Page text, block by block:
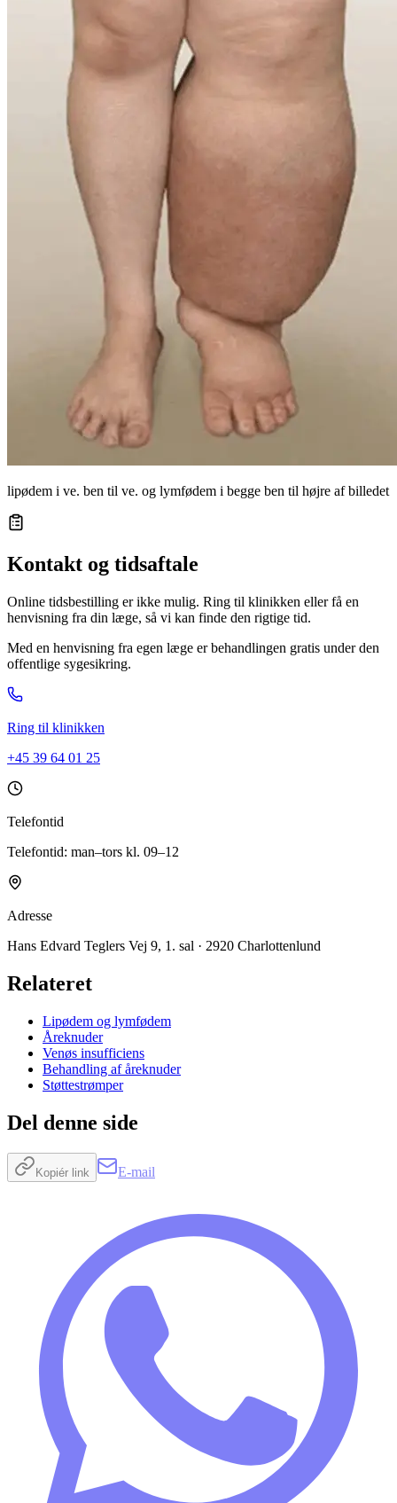
lipødem i ve. ben til ve. og lymfødem i begge ben til højre af billedet
Kontakt og tidsaftale
Online tidsbestilling er ikke mulig. Ring til klinikken eller få en
henvisning fra din læge, så vi kan finde den rigtige tid.
Med en henvisning fra egen læge er behandlingen gratis under den
offentlige sygesikring.
Ring til klinikken
+45 39 64 01 25
Telefontid
Telefontid: man–tors kl. 09–12
Adresse
Hans Edvard Teglers Vej 9, 1. sal · 2920 Charlottenlund
Relateret
Lipødem og lymfødem
Åreknuder
Venøs insufficiens
Behandling af åreknuder
Støttestrømper
Del denne side
Kopiér link E-mail